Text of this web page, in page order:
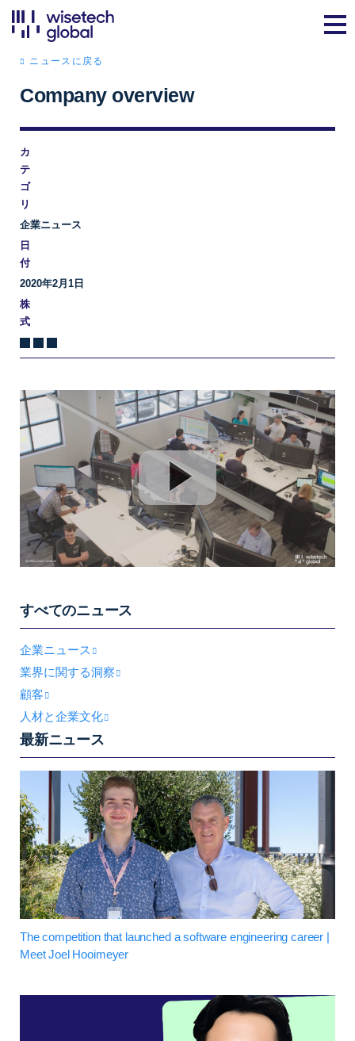
ニュースに戻る
Company overview
カ
テ
ゴ
リ
企業ニュース
日
付
2020年2月1日
株
式
すべてのニュース
企業ニュース
業界に関する洞察
顧客
人材と企業文化
最新ニュース
The competition that launched a software engineering career |
Meet Joel Hooimeyer